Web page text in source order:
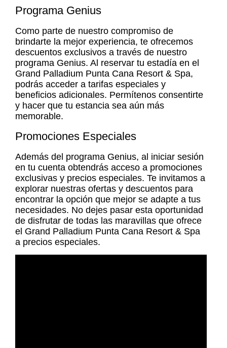
Programa Genius
Como parte de nuestro compromiso de
brindarte la mejor experiencia, te ofrecemos
descuentos exclusivos a través de nuestro
programa Genius. Al reservar tu estadía en el
Grand Palladium Punta Cana Resort & Spa,
podrás acceder a tarifas especiales y
beneficios adicionales. Permítenos consentirte
y hacer que tu estancia sea aún más
memorable.
Promociones Especiales
Además del programa Genius, al iniciar sesión
en tu cuenta obtendrás acceso a promociones
exclusivas y precios especiales. Te invitamos a
explorar nuestras ofertas y descuentos para
encontrar la opción que mejor se adapte a tus
necesidades. No dejes pasar esta oportunidad
de disfrutar de todas las maravillas que ofrece
el Grand Palladium Punta Cana Resort & Spa
a precios especiales.